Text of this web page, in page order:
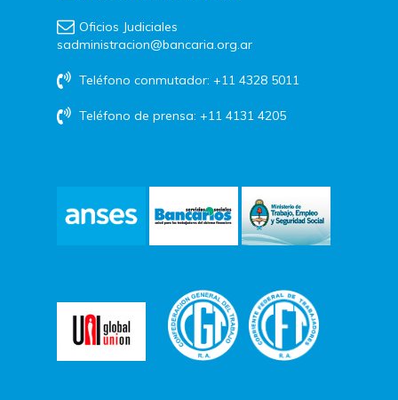
Oficios Judiciales
sadministracion@bancaria.org.ar
Teléfono conmutador: +11 4328 5011
Teléfono de prensa: +11 4131 4205